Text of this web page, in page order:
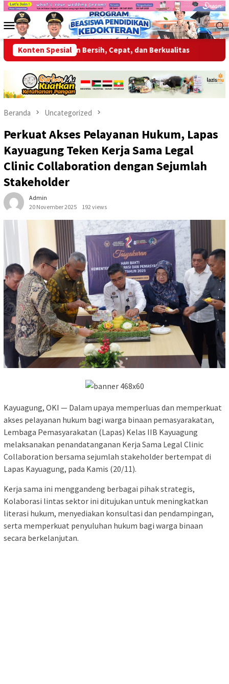
Loncat
kontenMenu
Mobile
Konten Spesial
Bersih, Cepat, dan Berkualitas Wabup OKU
Beranda Uncategorized
Perkuat Akses Pelayanan Hukum, Lapas
Kayuagung Teken Kerja Sama Legal
Clinic Collaboration dengan Sejumlah
Stakeholder
Admin
20 November 2025
192 views
Kayuagung, OKI — Dalam upaya memperluas dan memperkuat
akses pelayanan hukum bagi warga binaan pemasyarakatan,
Lembaga Pemasyarakatan (Lapas) Kelas IIB Kayuagung
melaksanakan penandatanganan Kerja Sama Legal Clinic
Collaboration bersama sejumlah stakeholder bertempat di
Lapas Kayuagung, pada Kamis (20/11).
Kerja sama ini menggandeng berbagai pihak strategis,
Kolaborasi lintas sektor ini ditujukan untuk meningkatkan
literasi hukum, menyediakan konsultasi dan pendampingan,
serta memperkuat penyuluhan hukum bagi warga binaan
secara berkelanjutan.